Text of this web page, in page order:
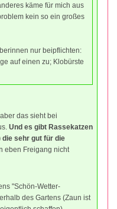
käme für mich aus
kein so ein großes
nur beipflichten:
auf einen zu; Klobürste
das sieht bei
Und es gibt Rassekatzen
sehr gut für die
eben Freigang nicht
"Schön-Wetter-
des Gartens (Zaun ist